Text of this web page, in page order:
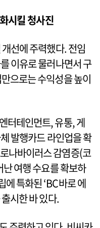
시킬 청사진
선에 주력했다. 전임
이유로 물러나면서 구
으로는 수익성을 높이
터테인먼트, 유통, 게
발행카드 라인업을 확
나바이러스 감염증(코
여행 수요를 확보하
에 특화된 ‘BC바로 에
시한 바 있다.